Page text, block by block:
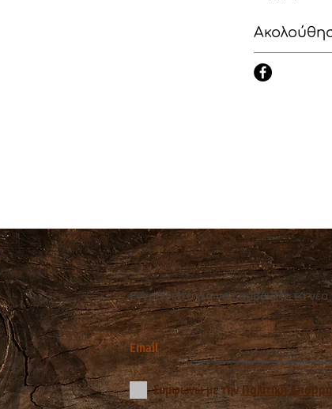
Εγγραφείτε για να λαμβάνετε τα νέα
Email
Συμφωνώ με τηνΠολιτική